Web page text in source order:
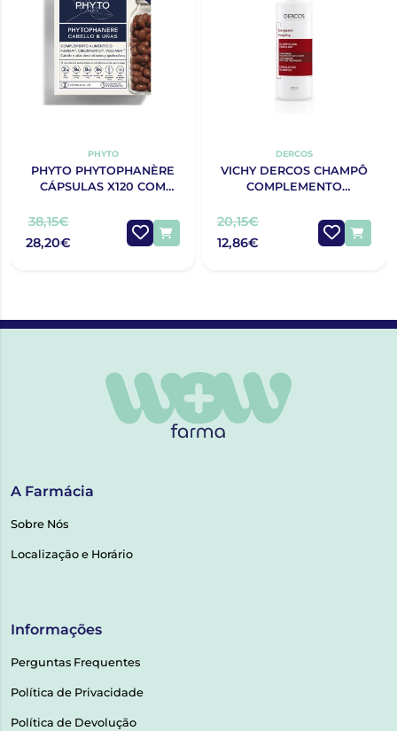
PHYTO
PHYTO PHYTOPHANÈRE
CÁPSULAS X120 COM
38,15€
28,20€
DERCOS
VICHY DERCOS CHAMPÔ
COMPLEMENTO
ESTIMULANTE 400ML
20,15€
12,86€
A Farmácia
Sobre Nós
Localização e Horário
Informações
Perguntas Frequentes
Política de Privacidade
Política de Devolução